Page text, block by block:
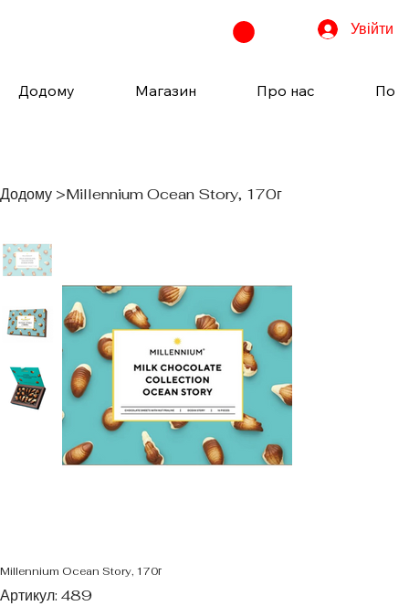
Увійти
Додому Магазин Про нас
Додому >Millennium Ocean Story, 170г
Millennium Ocean Story, 170г
Артикул:
Артикул
489
489